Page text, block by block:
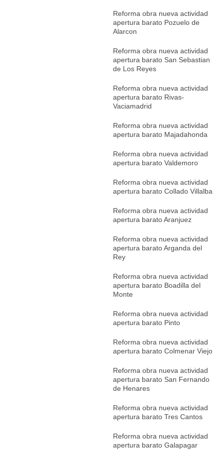
Reforma obra nueva actividad
apertura barato Pozuelo de
Alarcon
Reforma obra nueva actividad
apertura barato San Sebastian
de Los Reyes
Reforma obra nueva actividad
apertura barato Rivas-
Vaciamadrid
Reforma obra nueva actividad
apertura barato Majadahonda
Reforma obra nueva actividad
apertura barato Valdemoro
Reforma obra nueva actividad
apertura barato Collado Villalba
Reforma obra nueva actividad
apertura barato Aranjuez
Reforma obra nueva actividad
apertura barato Arganda del
Rey
Reforma obra nueva actividad
apertura barato Boadilla del
Monte
Reforma obra nueva actividad
apertura barato Pinto
Reforma obra nueva actividad
apertura barato Colmenar Viejo
Reforma obra nueva actividad
apertura barato San Fernando
de Henares
Reforma obra nueva actividad
apertura barato Tres Cantos
Reforma obra nueva actividad
apertura barato Galapagar